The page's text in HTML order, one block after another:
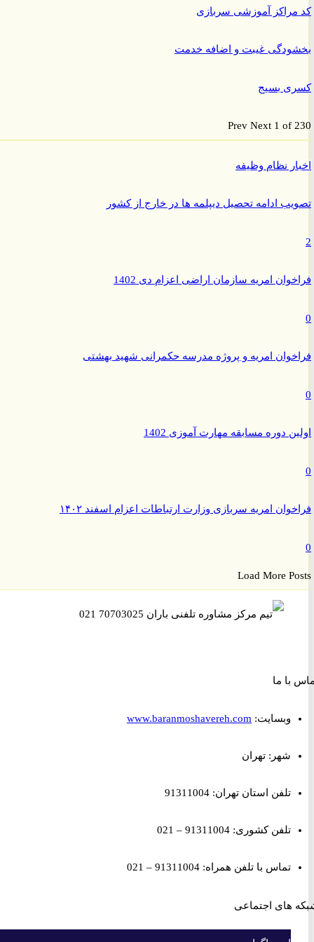
آموزشی سربازی
غیبت و اضافه خدمت
بسیج
PrevNext 1 of
نظام وظیفه
ادامه تحصیل دیپلمه ها در خارج از کشور
امریه سازمان اراضی اعزام دی 1402
امریه و پروژه مدرسه حکمرانی شهید بهشتی
دوره مسابقه مهارت آموزی 1402
امریه سربازی وزارت ارتباطات اعزام اسفند ۱۴۰۲
Load More
ما
وبسایت:www.baranmoshavereh.com
شهر: تهران
تلفن استان تهران: 91311004
تلفن کشوری: 91311004 – 021
تماس با تلفن همراه: 91311004 – 021
اجتماعی